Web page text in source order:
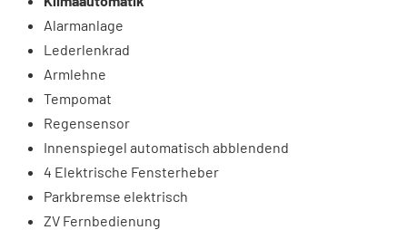
Alarmanlage
Lederlenkrad
Armlehne
Tempomat
Regensensor
Innenspiegel automatisch abblendend
4 Elektrische Fensterheber
Parkbremse elektrisch
ZV Fernbedienung